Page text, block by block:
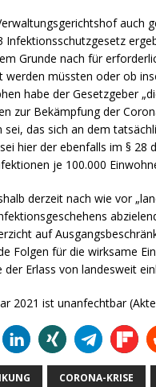
auch
Infektionsschutzgesetz
Grunde nach für
werden müssten oder ob
habe der Gesetzgeber
zur Bekämpfung der
das sich an dem
hier der ebenfalls im §
je 100.000
derzeit nach wie vor
auf
Folgen für die wirksame
Erlass von landesweit
2021 ist unanfechtbar
CORONA-KRISE